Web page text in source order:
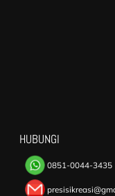
HUBUNGI
0851-0044-3435